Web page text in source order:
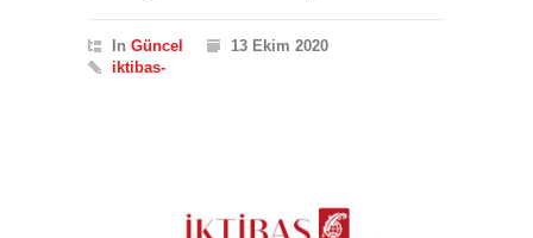
In Güncel
13 Ekim 2020
iktibas-